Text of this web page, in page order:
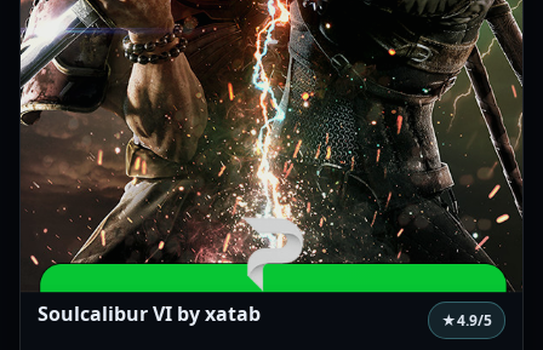
Soulcalibur VI by xatab ★4.9/5